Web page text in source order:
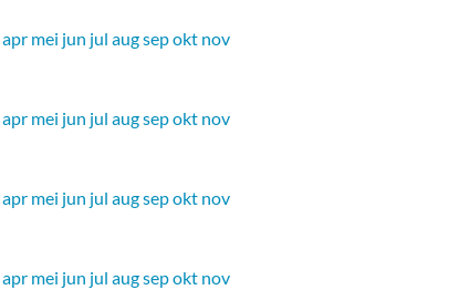
apr mei jun jul augsepokt nov
apr mei jun jul augsepokt nov
apr mei jun jul augsepokt nov
apr mei jun jul augsepokt nov